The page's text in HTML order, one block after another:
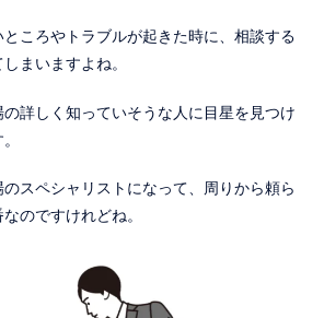
ころやトラブルが起きた時に、相談する
まいますよね。
詳しく知っていそうな人に目星を見つけ
スペシャリストになって、周りから頼ら
のですけれどね。